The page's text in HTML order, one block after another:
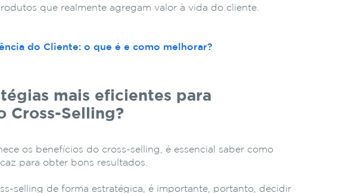
que realmente agregam valor à vida do cliente.
do Cliente: o que é e como melhorar?
mais eficientes para
Cross-Selling?
os benefícios do cross-selling, é essencial saber como
para obter bons resultados.
selling de forma estratégica, é importante, portanto, decidir